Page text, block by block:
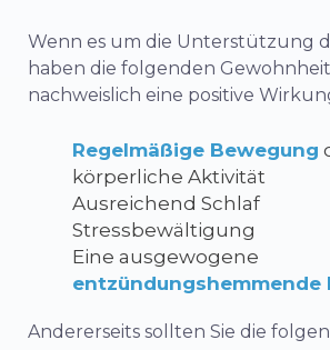
Wenn es um die Unterstützung
haben die folgenden
nachweislich eine positive
Regelmäßige Bewegung
körperliche Aktivität
Ausreichend Schlaf
Stressbewältigung
Eine ausgewogene
entzündungshemmende
Andererseits sollten Sie die